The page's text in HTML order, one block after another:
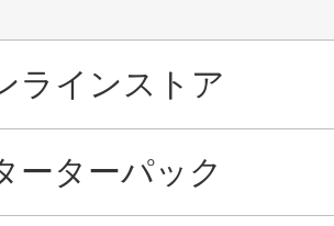
ラインストア
ーターパック